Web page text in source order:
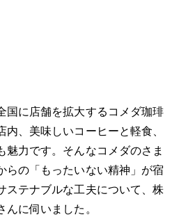
国に店舗を拡大するコメダ珈琲
内、美味しいコーヒーと軽食、
魅力です。そんなコメダのさま
らの「もったいない精神」が宿
ステナブルな工夫について、株
に伺いました。